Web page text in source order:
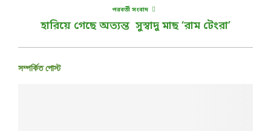
পরবর্তী সংবাদ
হারিয়ে গেছে অত্যন্ত সুস্বাদু মাছ ‘রাম টেংরা’
সম্পর্কিত পোস্ট